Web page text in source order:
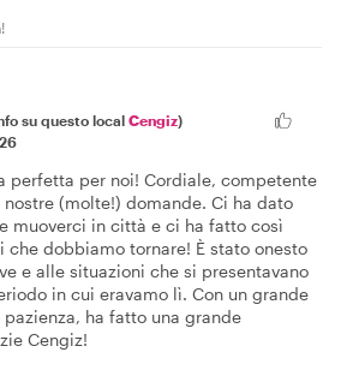
su questo local Cengiz)
perfetta per noi! Cordiale, competente
(molte!) domande. Ci ha dato
muoverci in città e ci ha fatto così
che dobbiamo tornare! È stato onesto
e alle situazioni che si presentavano
in cui eravamo lì. Con un grande
ha fatto una grande
Cengiz!